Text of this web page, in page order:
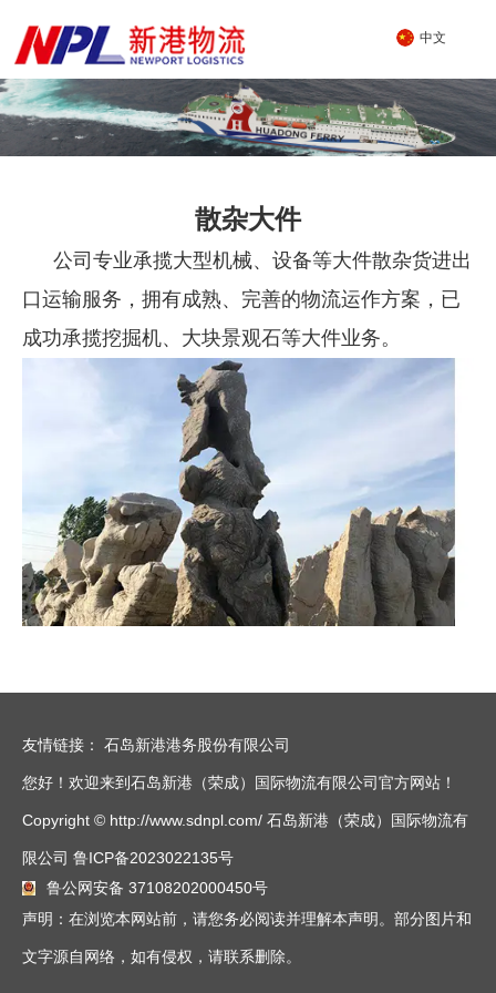
中文
散杂大件
公司专业承揽大型机械、设备等大件散杂货进出
口运输服务，拥有成熟、完善的物流运作方案，已
成功承揽挖掘机、大块景观石等大件业务。
友情链接： 石岛新港港务股份有限公司
您好！欢迎来到石岛新港（荣成）国际物流有限公司官方网站！
Copyright © http://www.sdnpl.com/ 石岛新港（荣成）国际物流有
限公司 鲁ICP备2023022135号
鲁公网安备 37108202000450号
声明：在浏览本网站前，请您务必阅读并理解本声明。部分图片和
文字源自网络，如有侵权，请联系删除。